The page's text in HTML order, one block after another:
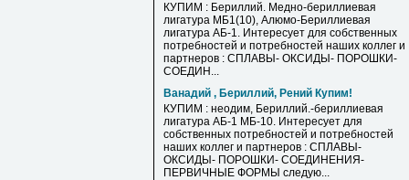
КУПИМ : Бериллий. Медно-бериллиевая
лигатура МБ1(10), Алюмо-Бериллиевая
лигатура АБ-1. Интересует для собственных
потребностей и потребностей наших коллег и
партнеров : СПЛАВЫ- ОКСИДЫ- ПОРОШКИ-
СОЕДИН...
Ванадий , Бериллий, Рений Купим!
КУПИМ : неодим, Бериллий.-бериллиевая
лигатура АБ-1 МБ-10. Интересует для
собственных потребностей и потребностей
наших коллег и партнеров : СПЛАВЫ-
ОКСИДЫ- ПОРОШКИ- СОЕДИНЕНИЯ-
ПЕРВИЧНЫЕ ФОРМЫ следую...